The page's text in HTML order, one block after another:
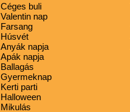
Céges buli
Valentin nap
Farsang
Húsvét
Anyák napja
Apák napja
Ballagás
Gyermeknap
Kerti parti
Halloween
Mikulás